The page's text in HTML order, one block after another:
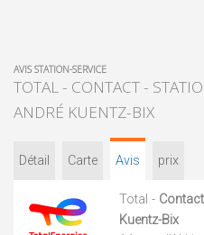
AVIS STATION-SERVICE
TOTAL - CONTACT -
ANDRÉ KUENTZ-BIX
Détail Carte Avis prix
Total -
Kuentz-Bix